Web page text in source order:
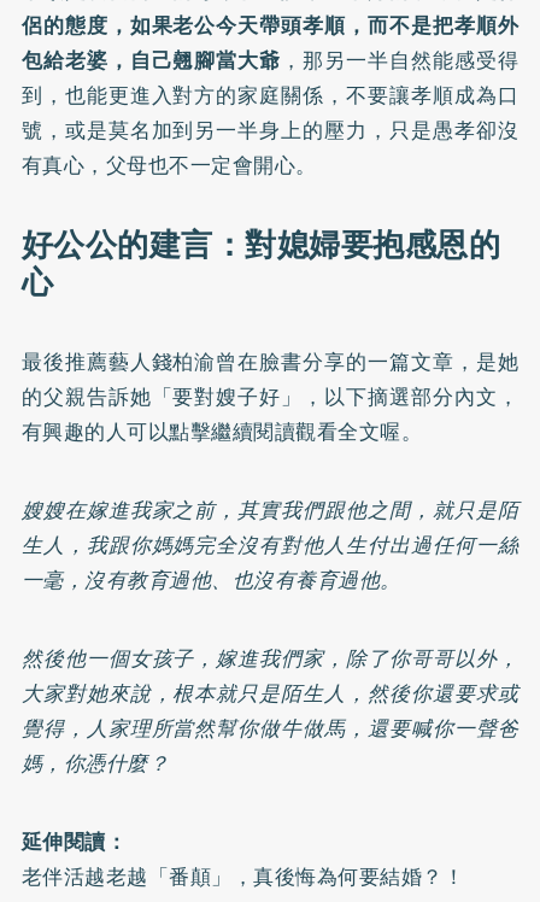
侶的態度，如果老公今天帶頭孝順，而不是把孝順外
包給老婆，自己翹腳當大爺 ，那另一半自然能感受得
到，也能更進入對方的家庭關係，不要讓孝順成為口
號，或是莫名加到另一半身上的壓力，只是愚孝卻沒
有真心，父母也不一定會開心。
好公公的建言：對媳婦要抱感恩的
心
最後推薦藝人錢柏渝曾在臉書分享的一篇文章 ，是她
的父親告訴她「要對嫂子好」，以下摘選部分內文，
有興趣的人可以點擊繼續閱讀觀看全文喔。
嫂嫂在嫁進我家之前，其實我們跟他之間，就只是陌
生人，我跟你媽媽完全沒有對他人生付出過任何一絲
一毫，沒有教育過他、也沒有養育過他。
然後他一個女孩子，嫁進我們家，除了你哥哥以外，
大家對她來說，根本就只是陌生人，然後你還要求或
覺得，人家理所當然幫你做牛做馬，還要喊你一聲爸
媽，你憑什麼？
延伸閱讀：
老伴活越老越「番顛」，真後悔為何要結婚？！